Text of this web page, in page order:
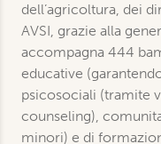
dell’agricoltura, dei
AVSI, grazie alla
accompagna 444
educative
psicosociali (tramite
counseling),
minori) e di